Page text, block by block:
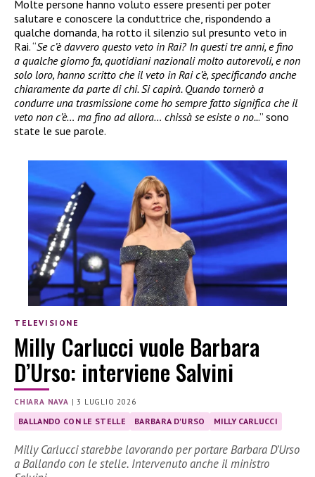
Molte persone hanno voluto essere presenti per poter
salutare e conoscere la conduttrice che, rispondendo a
qualche domanda, ha rotto il silenzio sul presunto veto in
Rai. “Se c’è davvero questo veto in Rai? In questi tre anni, e fino
a qualche giorno fa, quotidiani nazionali molto autorevoli, e non
solo loro, hanno scritto che il veto in Rai c’è, specificando anche
chiaramente da parte di chi. Si capirà. Quando tornerò a
condurre una trasmissione come ho sempre fatto significa che il
veto non c’è… ma fino ad allora… chissà se esiste o no...” sono
state le sue parole.
TELEVISIONE
Milly Carlucci vuole Barbara
D’Urso: interviene Salvini
CHIARA NAVA |3 LUGLIO 2026
BALLANDO CON LE STELLE BARBARA D'URSO MILLY CARLUCCI
Milly Carlucci starebbe lavorando per portare Barbara D’Urso
a Ballando con le stelle. Intervenuto anche il ministro